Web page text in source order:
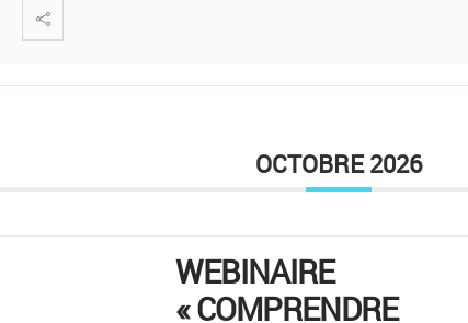
OCTOBRE 2026
WEBINAIRE
« COMPRENDRE